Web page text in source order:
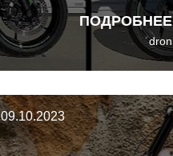
ПОДРОБНЕЕ
А почему бы и нет, если и
правда интересно, какой
из них лучше? Kawasaki
Ninja ZX-4RR 2024 против
2024.
dron
09.10.2023